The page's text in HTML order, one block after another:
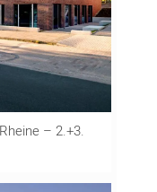
– 2.+3.